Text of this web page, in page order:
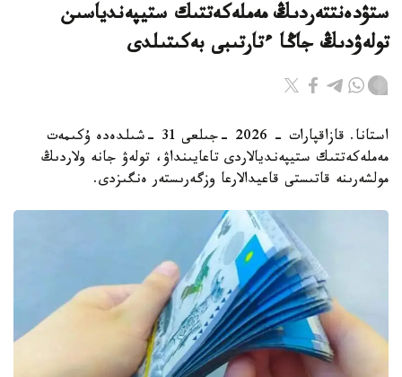
ستۋدەنتتەردىڭ مەملەكەتتىك ستيپەندياسىن
تولەۋدىڭ جاڭا ءتارتىبى بەكىتىلدى
استانا. قازاقپارات - 2026 -جىلعى 31 -شىلدەدە ۇكىمەت
مەملەكەتتىك ستيپەنديالاردى تاعايىنداۋ، تولەۋ جانە ولاردىڭ
مولشەرىنە قاتىستى قاعيدالارعا وزگەرىستەر ەنگىزدى.